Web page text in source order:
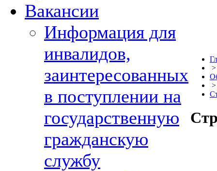
Вакансии
Информация для
инвалидов,
заинтересованных
в поступлении на
государственную
гражданскую
службу